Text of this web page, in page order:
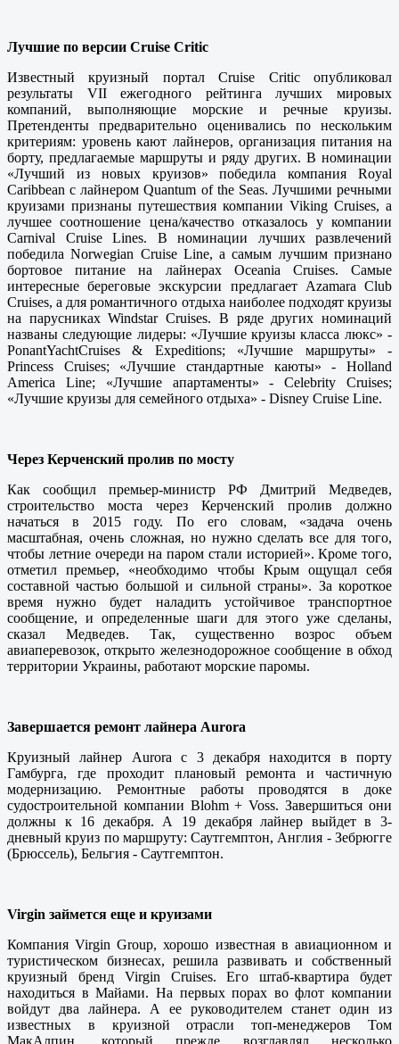
Лучшие по версии Cruise Critic
Известный круизный портал Cruise Critic опубликовал
результаты VII ежегодного рейтинга лучших мировых
компаний, выполняющие морские и речные круизы.
Претенденты предварительно оценивались по нескольким
критериям: уровень кают лайнеров, организация питания на
борту, предлагаемые маршруты и ряду других. В номинации
«Лучший из новых круизов» победила компания Royal
Caribbean с лайнером Quantum of the Seas. Лучшими речными
круизами признаны путешествия компании Viking Cruises, а
лучшее соотношение цена/качество отказалось у компании
Carnival Cruise Lines. В номинации лучших развлечений
победила Norwegian Cruise Line, а самым лучшим признано
бортовое питание на лайнерах Oceania Cruises. Самые
интересные береговые экскурсии предлагает Azamara Club
Cruises, а для романтичного отдыха наиболее подходят круизы
на парусниках Windstar Cruises. В ряде других номинаций
названы следующие лидеры: «Лучшие круизы класса люкс» -
PonantYachtCruises & Expeditions; «Лучшие маршруты» -
Princess Cruises; «Лучшие стандартные каюты» - Holland
America Line; «Лучшие апартаменты» - Celebrity Cruises;
«Лучшие круизы для семейного отдыха» - Disney Cruise Line.
Через Керченский пролив по мосту
Как сообщил премьер-министр РФ Дмитрий Медведев,
строительство моста через Керченский пролив должно
начаться в 2015 году. По его словам, «задача очень
масштабная, очень сложная, но нужно сделать все для того,
чтобы летние очереди на паром стали историей». Кроме того,
отметил премьер, «необходимо чтобы Крым ощущал себя
составной частью большой и сильной страны». За короткое
время нужно будет наладить устойчивое транспортное
сообщение, и определенные шаги для этого уже сделаны,
сказал Медведев. Так, существенно возрос объем
авиаперевозок, открыто железнодорожное сообщение в обход
территории Украины, работают морские паромы.
Завершается ремонт лайнера Aurora
Круизный лайнер Aurora с 3 декабря находится в порту
Гамбурга, где проходит плановый ремонта и частичную
модернизацию. Ремонтные работы проводятся в доке
судостроительной компании Blohm + Voss. Завершиться они
должны к 16 декабря. А 19 декабря лайнер выйдет в 3-
дневный круиз по маршруту: Саутгемптон, Англия - Зебрюгге
(Брюссель), Бельгия - Саутгемптон.
Virgin займется еще и круизами
Компания Virgin Group, хорошо известная в авиационном и
туристическом бизнесах, решила развивать и собственный
круизный бренд Virgin Cruises. Его штаб-квартира будет
находиться в Майами. На первых порах во флот компании
войдут два лайнера. А ее руководителем станет один из
известных в круизной отрасли топ-менеджеров Том